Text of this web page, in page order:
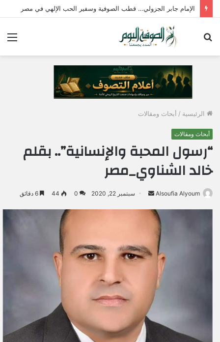
الإمام جابر الجزولي… قطب الصوفية وسفير الحب الإلهي في مصر
الرئيسية / أبحاث ومقالات
أبحاث ومقالات
“رسول المحبة والإنسانية”.. بقلم
خالد الشناوي_مصر
Alsoufia Alyoum
ر
ل
ك
سبتمبر 22, 2020 0
44